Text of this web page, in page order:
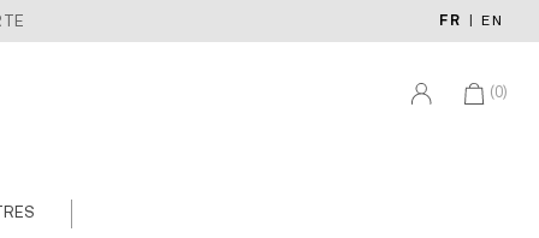
FR EN
(0)